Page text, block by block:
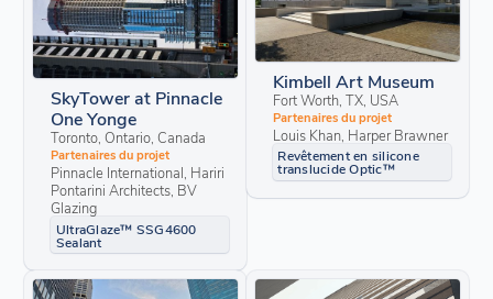
SkyTower at Pinnacle
One Yonge
Toronto, Ontario, Canada
Partenaires du projet
Pinnacle International, Hariri
Pontarini Architects, BV
Glazing
UltraGlaze™ SSG4600
Sealant
Kimbell Art Museum
Fort Worth, TX, USA
Partenaires du projet
Louis Khan, Harper Brawner
Revêtement en silicone
translucide Optic™